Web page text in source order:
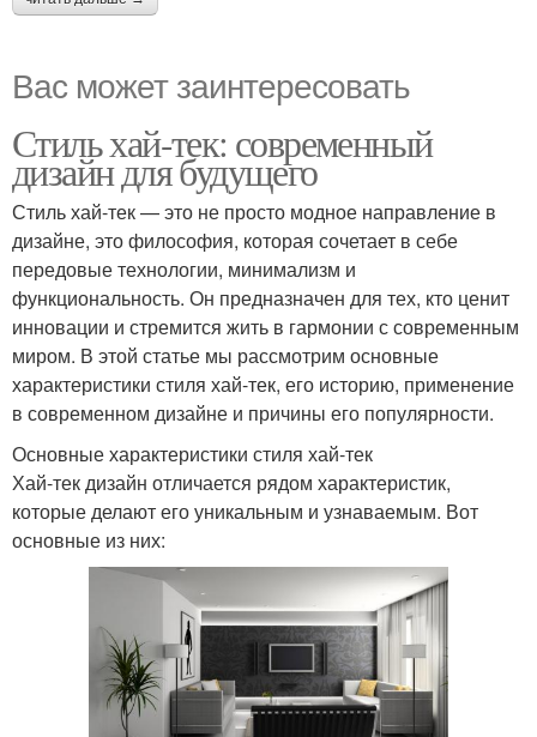
Вас может заинтересовать
Стиль хай-тек: современный
дизайн для будущего
Стиль хай-тек — это не просто модное направление в
дизайне, это философия, которая сочетает в себе
передовые технологии, минимализм и
функциональность. Он предназначен для тех, кто ценит
инновации и стремится жить в гармонии с современным
миром. В этой статье мы рассмотрим основные
характеристики стиля хай-тек, его историю, применение
в современном дизайне и причины его популярности.
Основные характеристики стиля хай-тек
Хай-тек дизайн отличается рядом характеристик,
которые делают его уникальным и узнаваемым. Вот
основные из них: